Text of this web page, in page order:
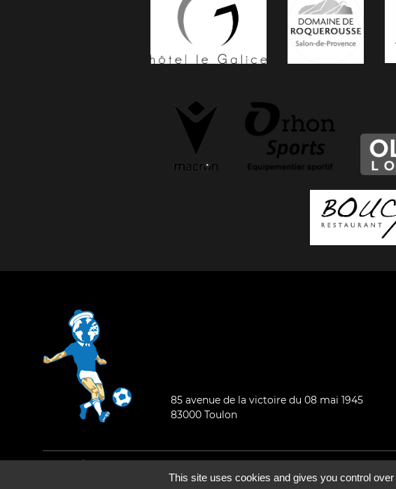
85 avenue de la victoire du 08 mai 1945
83000 Toulon
Mentions légales-Qui sommes-nous ?
©2026 - Tous droits réservés - Conception :epartenair e
This site uses cookies and gives you control